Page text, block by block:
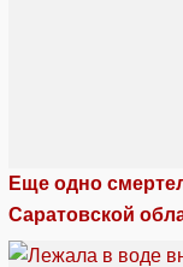
Еще одно
Саратовской